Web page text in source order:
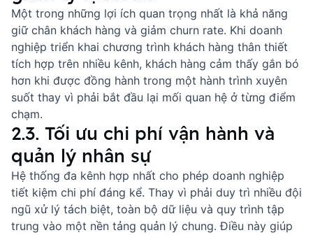
Một trong những lợi ích quan trọng nhất là khả năng
giữ chân khách hàng và giảm churn rate. Khi doanh
nghiệp triển khai chương trình khách hàng thân thiết
tích hợp trên nhiều kênh, khách hàng cảm thấy gắn bó
hơn khi được đồng hành trong một hành trình xuyên
suốt thay vì phải bắt đầu lại mối quan hệ ở từng điểm
chạm.
2.3. Tối ưu chi phí vận hành và
quản lý nhân sự
Hệ thống đa kênh hợp nhất cho phép doanh nghiệp
tiết kiệm chi phí đáng kể. Thay vì phải duy trì nhiều đội
ngũ xử lý tách biệt, toàn bộ dữ liệu và quy trình tập
trung vào một nền tảng quản lý chung. Điều này giúp